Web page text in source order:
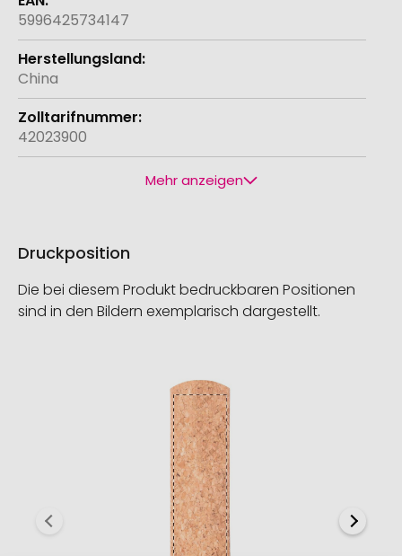
5996425734147
China
42023900
Mehr anzeigen
Druckposition
Die bei diesem Produkt bedruckbaren Positionen
sind in den Bildern exemplarisch dargestellt.